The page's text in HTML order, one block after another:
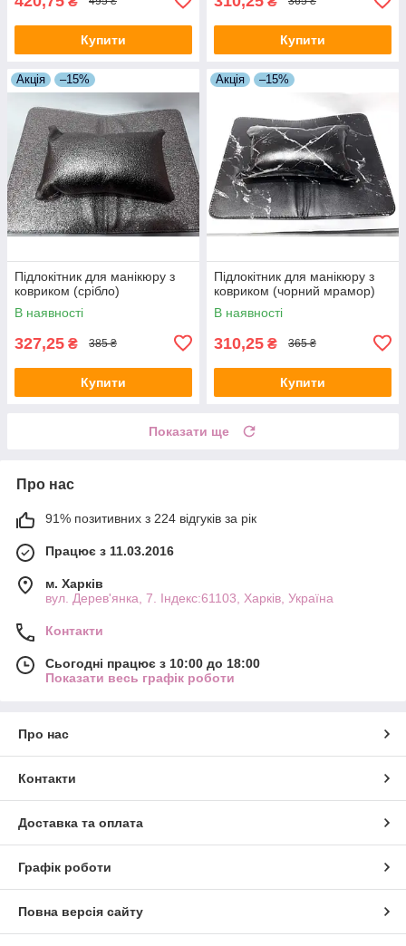
Купити Купити
Акція –15%
Підлокітник для манікюру з
ковриком (срібло)
В наявності
327,25 ₴ 385 ₴
Купити
Акція –15%
Підлокітник для манікюру з
ковриком (чорний мрамор)
В наявності
310,25 ₴ 365 ₴
Купити
Показати ще
Про нас
91% позитивних з 224 відгуків за рік
Працює з 11.03.2016
м. Харків
вул. Дерев'янка, 7. Індекс:61103, Харків, Україна
Контакти
Сьогодні працює з 10:00 до 18:00
Показати весь графік роботи
Про нас
Контакти
Доставка та оплата
Графік роботи
Повна версія сайту